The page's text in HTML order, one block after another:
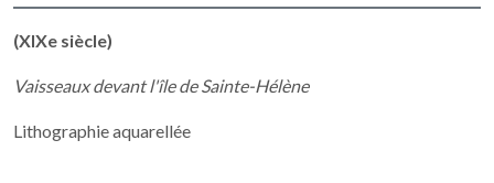
(XIXe siècle)
Vaisseaux devant l'île de Sainte-Hélène
Lithographie aquarellée